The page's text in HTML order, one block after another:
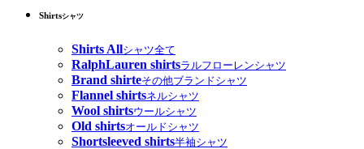
Shirtsシャツ
Shirts Allシャツ全て
RalphLauren shirtsラルフローレンシャツ
Brand shirteその他ブランドシャツ
Flannel shirtsネルシャツ
Wool shirtsウールシャツ
Old shirtsオールドシャツ
Shortsleeved shirts半袖シャツ